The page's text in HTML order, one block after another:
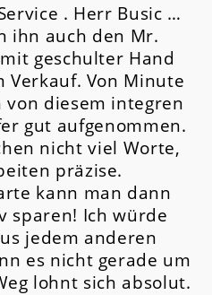
. Herr Busic …
ihn auch den Mr.
geschulter Hand
Von Minute
diesem integren
gut aufgenommen.
nicht viel Worte,
präzise.
kann man dann
sparen! Ich würde
jedem anderen
es nicht gerade um
lohnt sich absolut.